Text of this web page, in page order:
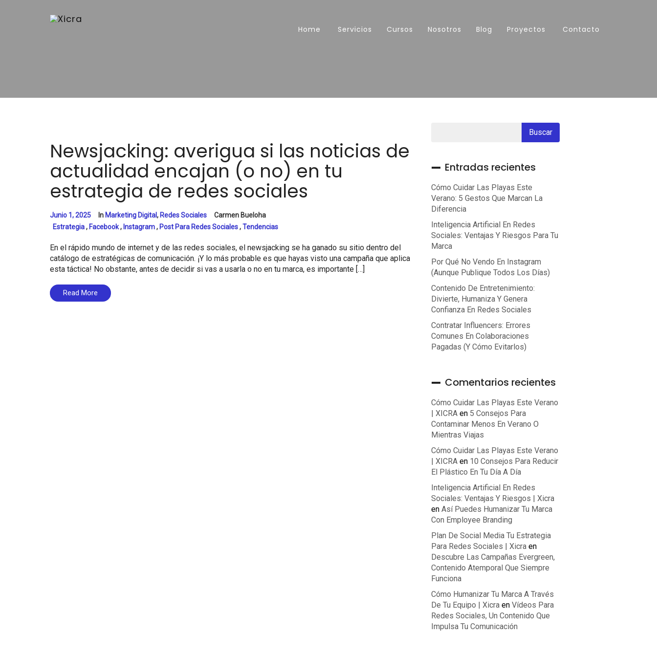
Home Servicios Cursos Nosotros Blog Proyectos Contacto
Newsjacking: averigua si las noticias de
actualidad encajan (o no) en tu
estrategia de redes sociales
Junio 1, 2025 In Marketing Digital, Redes Sociales
Carmen Bueloha
Estrategia, Facebook, Instagram, Post Para Redes Sociales,Tendencias
En el rápido mundo de internet y de las redes sociales, el newsjacking se ha ganado su sitio dentro del
catálogo de estratégicas de comunicación. ¡Y lo más probable es que hayas visto una campaña que aplica
esta táctica! No obstante, antes de decidir si vas a usarla o no en tu marca, es importante […]
Read More
Entradas recientes
Cómo Cuidar Las Playas Este
Verano: 5 Gestos Que Marcan La
Diferencia
Inteligencia Artificial En Redes
Sociales: Ventajas Y Riesgos Para Tu
Marca
Por Qué No Vendo En Instagram
(aunque Publique Todos Los Días)
Contenido De Entretenimiento:
Divierte, Humaniza Y Genera
Confianza En Redes Sociales
Contratar Influencers: Errores
Comunes En Colaboraciones
Pagadas (y Cómo Evitarlos)
Comentarios recientes
Cómo Cuidar Las Playas Este Verano
| XICRA en 5 Consejos Para
Contaminar Menos En Verano O
Mientras Viajas
Cómo Cuidar Las Playas Este Verano
| XICRA en 10 Consejos Para Reducir
El Plástico En Tu Día A Día
Inteligencia Artificial En Redes
Sociales: Ventajas Y Riesgos | Xicra
en Así Puedes Humanizar Tu Marca
Con Employee Branding
Plan De Social Media Tu Estrategia
Para Redes Sociales | Xicra en
Descubre Las Campañas Evergreen,
Contenido Atemporal Que Siempre
Funciona
Cómo Humanizar Tu Marca A Través
De Tu Equipo | Xicra en Vídeos Para
Redes Sociales, Un Contenido Que
Impulsa Tu Comunicación